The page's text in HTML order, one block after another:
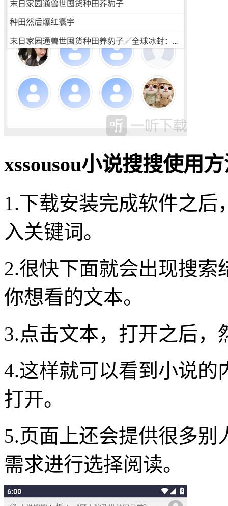
xssousou小说搜搜使用
1.下载安装完成软件之
入关键词。
2.很快下面就会出现搜
你想看的文本。
3.点击文本，打开之后，
4.这样就可以看到小说的
打开。
5.页面上还会提供很多
需求进行选择阅读。